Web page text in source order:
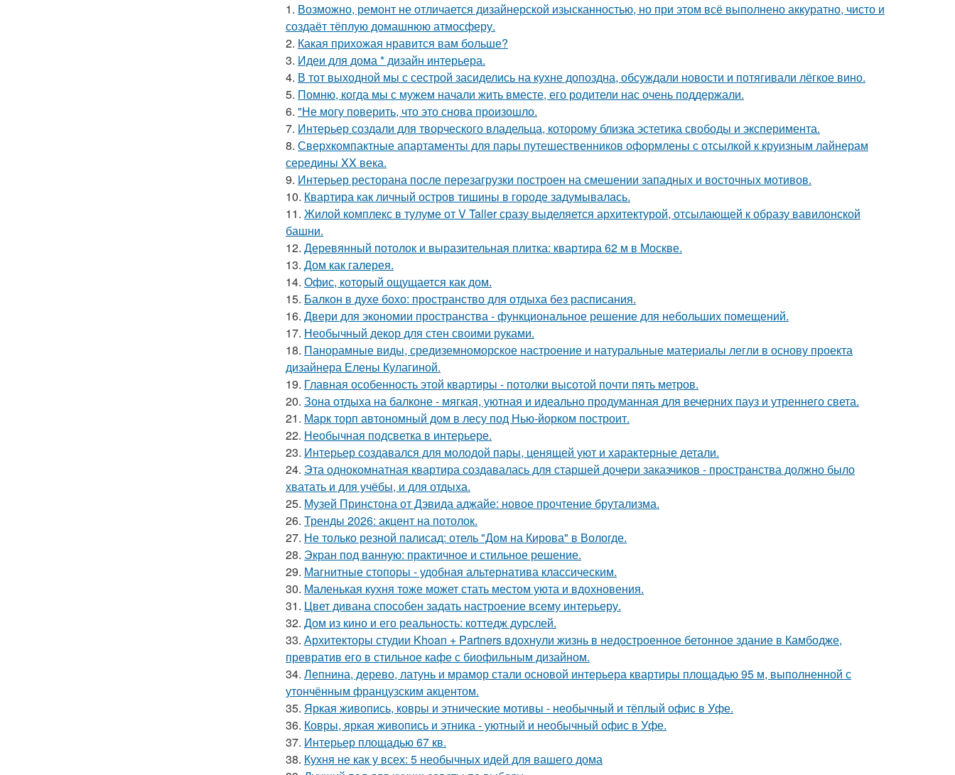
1. Возможно, ремонт не отличается дизайнерской изысканностью, но при этом всё выполнено аккуратно, чисто и
создаёт тёплую домашнюю атмосферу.
2. Какая прихожая нравится вам больше?
3. Идеи для дома * дизайн интерьера.
4. В тот выходной мы с сестрой засиделись на кухне допоздна, обсуждали новости и потягивали лёгкое вино.
5. Помню, когда мы с мужем начали жить вместе, его родители нас очень поддержали.
6. "Не могу поверить, что это снова произошло.
7. Интерьер создали для творческого владельца, которому близка эстетика свободы и эксперимента.
8. Сверхкомпактные апартаменты для пары путешественников оформлены с отсылкой к круизным лайнерам
середины XX века.
9. Интерьер ресторана после перезагрузки построен на смешении западных и восточных мотивов.
10. Квартира как личный остров тишины в городе задумывалась.
11. Жилой комплекс в тулуме от V Taller сразу выделяется архитектурой, отсылающей к образу вавилонской
башни.
12. Деревянный потолок и выразительная плитка: квартира 62 м в Москве.
13. Дом как галерея.
14. Офис, который ощущается как дом.
15. Балкон в духе бохо: пространство для отдыха без расписания.
16. Двери для экономии пространства - функциональное решение для небольших помещений.
17. Необычный декор для стен своими руками.
18. Панорамные виды, средиземноморское настроение и натуральные материалы легли в основу проекта
дизайнера Елены Кулагиной.
19. Главная особенность этой квартиры - потолки высотой почти пять метров.
20. Зона отдыха на балконе - мягкая, уютная и идеально продуманная для вечерних пауз и утреннего света.
21. Марк торп автономный дом в лесу под Нью-йорком построит.
22. Необычная подсветка в интерьере.
23. Интерьер создавался для молодой пары, ценящей уют и характерные детали.
24. Эта однокомнатная квартира создавалась для старшей дочери заказчиков - пространства должно было
хватать и для учёбы, и для отдыха.
25. Музей Принстона от Дэвида аджайе: новое прочтение брутализма.
26. Тренды 2026: акцент на потолок.
27. Не только резной палисад: отель "Дом на Кирова" в Вологде.
28. Экран под ванную: практичное и стильное решение.
29. Магнитные стопоры - удобная альтернатива классическим.
30. Маленькая кухня тоже может стать местом уюта и вдохновения.
31. Цвет дивана способен задать настроение всему интерьеру.
32. Дом из кино и его реальность: коттедж дурслей.
33. Архитекторы студии Khoan + Partners вдохнули жизнь в недостроенное бетонное здание в Камбодже,
превратив его в стильное кафе с биофильным дизайном.
34. Лепнина, дерево, латунь и мрамор стали основой интерьера квартиры площадью 95 м, выполненной с
утончённым французским акцентом.
35. Яркая живопись, ковры и этнические мотивы - необычный и тёплый офис в Уфе.
36. Ковры, яркая живопись и этника - уютный и необычный офис в Уфе.
37. Интерьер площадью 67 кв.
38. Кухня не как у всех: 5 необычных идей для вашего дома